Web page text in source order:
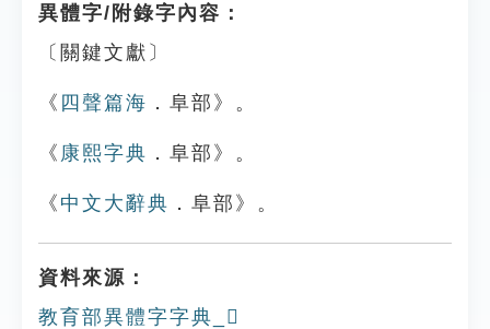
異體字/附錄字內容：
〔關鍵文獻〕
《 四聲篇海 ．阜部》。
《 康熙字典 ．阜部》。
《 中文大辭典 ．阜部》。
資料來源：
教育部異體字字典_𨹿